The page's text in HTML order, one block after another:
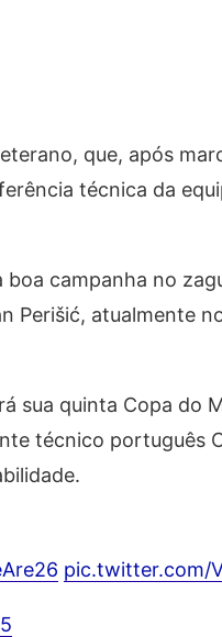
que, após
técnica da
campanha no
atualmente
sua quinta Copa do
técnico português
pic.twitter.com/